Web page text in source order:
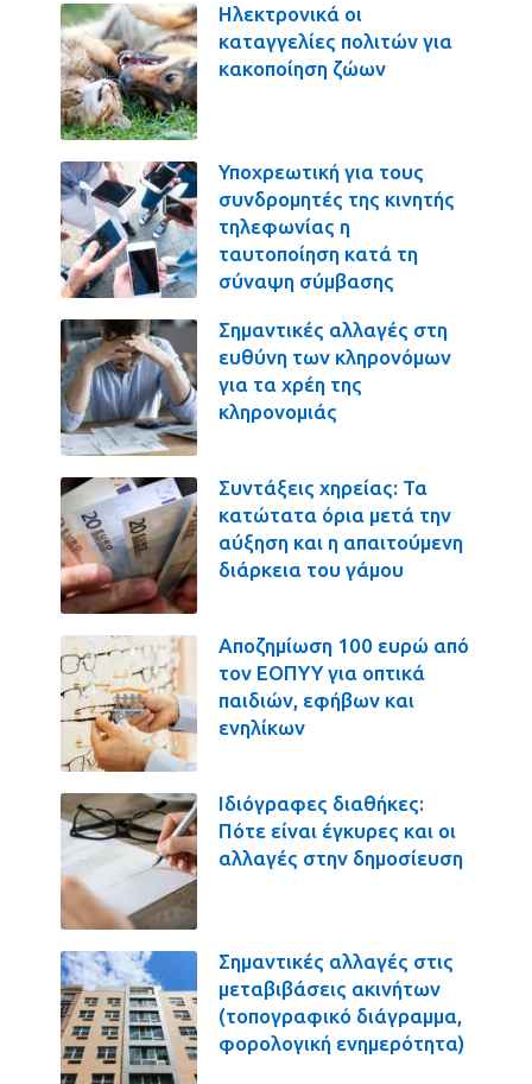
Ηλεκτρονικά οι
καταγγελίες πολιτών για
κακοποίηση ζώων
Υποχρεωτική για τους
συνδρομητές της κινητής
τηλεφωνίας η
ταυτοποίηση κατά τη
σύναψη σύμβασης
Σημαντικές αλλαγές στη
ευθύνη των κληρονόμων
για τα χρέη της
κληρονομιάς
Συντάξεις χηρείας: Τα
κατώτατα όρια μετά την
αύξηση και η απαιτούμενη
διάρκεια του γάμου
Αποζημίωση 100 ευρώ από
τον ΕΟΠΥΥ για οπτικά
παιδιών, εφήβων και
ενηλίκων
Ιδιόγραφες διαθήκες:
Πότε είναι έγκυρες και οι
αλλαγές στην δημοσίευση
Σημαντικές αλλαγές στις
μεταβιβάσεις ακινήτων
(τοπογραφικό διάγραμμα,
φορολογική ενημερότητα)